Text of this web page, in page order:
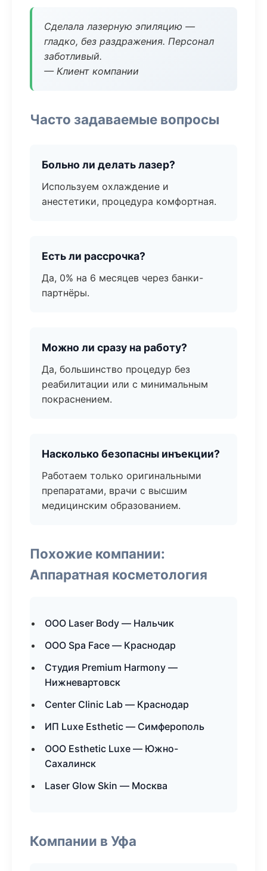
Сделала лазерную эпиляцию —
гладко, без раздражения. Персонал
заботливый.
— Клиент компании
Часто задаваемые вопросы
Больно ли делать лазер?
Используем охлаждение и
анестетики, процедура комфортная.
Есть ли рассрочка?
Да, 0% на 6 месяцев через банки-
партнёры.
Можно ли сразу на работу?
Да, большинство процедур без
реабилитации или с минимальным
покраснением.
Насколько безопасны инъекции?
Работаем только оригинальными
препаратами, врачи с высшим
медицинским образованием.
Похожие компании:
Аппаратная косметология
ООО Laser Body — Нальчик
ООО Spa Face — Краснодар
Студия Premium Harmony —
Нижневартовск
Center Clinic Lab — Краснодар
ИП Luxe Esthetic — Симферополь
ООО Esthetic Luxe — Южно-
Сахалинск
Laser Glow Skin — Москва
Компании в Уфа